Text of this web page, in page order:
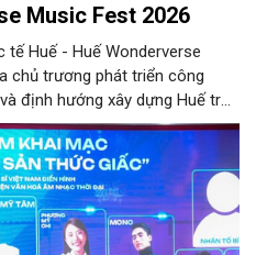
Music Fest 2026
tế Huế - Huế Wonderverse
chủ trương phát triển công
định hướng xây dựng Huế trở
của Việt Nam.